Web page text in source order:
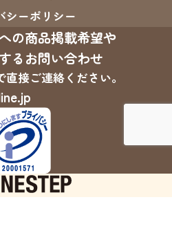
シーポリシー
の商品掲載希望や
るお問い合わせ
接ご連絡ください。